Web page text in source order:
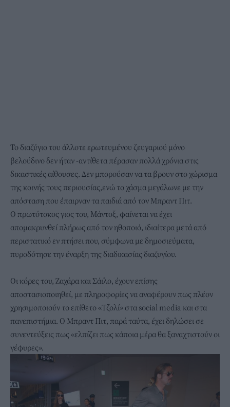
Το διαζύγιο του άλλοτε ερωτευμένου ζευγαριού μόνο
βελούδινο δεν ήταν -αντίθετα πέρασαν πολλά χρόνια στις
δικαστικές αίθουσες. Δεν μπορούσαν να τα βρουν στο χώρισμα
της κοινής τους περιουσίας,ενώ το χάσμα μεγάλωνε με την
απόσταση που έπαιρναν τα παιδιά από τον Μπραντ Πιτ.
Ο πρωτότοκος γιος του, Μάντοξ, φαίνεται να έχει
απομακρυνθεί πλήρως από τον ηθοποιό, ιδιαίτερα μετά από
περιστατικό εν πτήσει που, σύμφωνα με δημοσιεύματα,
πυροδότησε την έναρξη της διαδικασίας διαζυγίου.
Οι κόρες του, Ζαχάρα και Σάιλο, έχουν επίσης
αποστασιοποιηθεί, με πληροφορίες να αναφέρουν πως πλέον
χρησιμοποιούν το επίθετο «Τζολί» στα social media και στα
πανεπιστήμια. Ο Μπραντ Πιτ, παρά ταύτα, έχει δηλώσει σε
συνεντεύξεις πως «ελπίζει πως κάποια μέρα θα ξαναχτιστούν οι
γέφυρες».